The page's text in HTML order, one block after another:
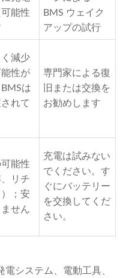
能性
BMS ウェイク
アップの試行
減少
能性が
は
れて
専門家による復
旧または交換を
お勧めします
能性
、リチ
；安
せん
充電は試みない
でください。す
ぐにバッテリー
を交換してくだ
さい。
システム、電動工具、